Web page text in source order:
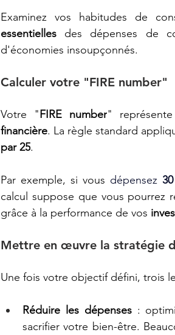
Examinez vos habitudes de
essentielles des dépenses de
d'économies insoupçonnés.
Calculer votre "FIRE number"
Votre "FIRE number"
financière. La règle standard
par 25.
Par exemple, si vous dépensez
calcul suppose que vous pourrez
grâce à la performance de vos
Mettre en œuvre la stratégie
Une fois votre objectif défini, trois
Réduire les dépenses :
sacrifier votre bien-être.